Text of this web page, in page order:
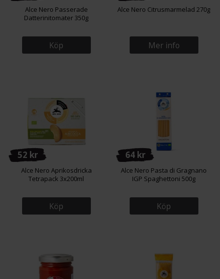
Alce Nero Passerade
Datterinitomater 350g
Köp
Alce Nero Citrusmarmelad 270g
Mer info
52 kr
Alce Nero Aprikosdricka
Tetrapack 3x200ml
Köp
64 kr
Alce Nero Pasta di Gragnano
IGP Spaghettoni 500g
Köp